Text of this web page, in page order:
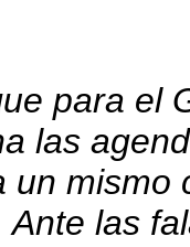
para el
las
un mismo
las